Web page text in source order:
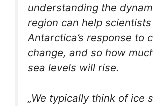
understanding the
region can help
Antarctica’s response to
change, and so how
sea levels will rise.
„We typically think of ice